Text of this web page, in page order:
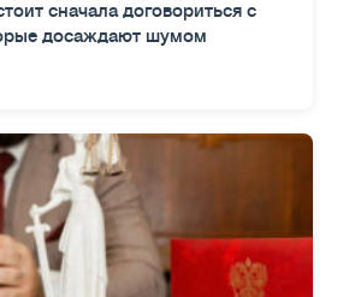
сначала договориться с
досаждают шумом